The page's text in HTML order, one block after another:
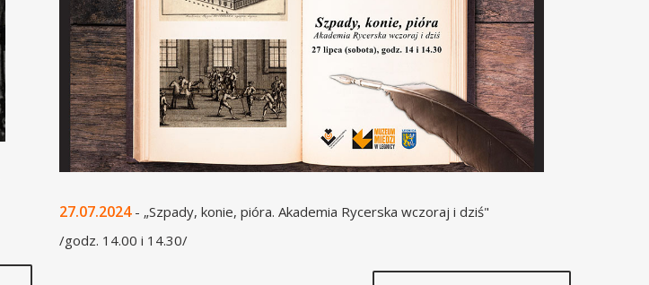
27.07.2024- „Szpady, konie, pióra. Akademia Rycerska wczoraj i dziś"
/godz. 14.00 i 14.30/